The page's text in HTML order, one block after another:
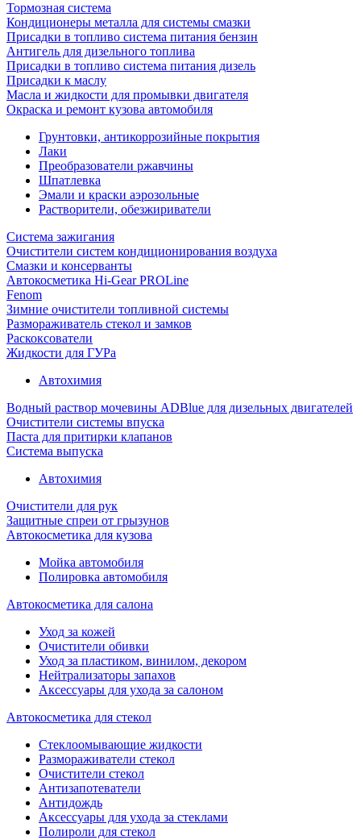
Тормозная система
Кондиционеры металла для системы смазки
Присадки в топливо система питания бензин
Антигель для дизельного топлива
Присадки в топливо система питания дизель
Присадки к маслу
Масла и жидкости для промывки двигателя
Окраска и ремонт кузова автомобиля
Грунтовки, антикоррозийные покрытия
Лаки
Преобразователи ржавчины
Шпатлевка
Эмали и краски аэрозольные
Растворители, обезжириватели
Система зажигания
Очистители систем кондиционирования воздуха
Смазки и консерванты
Автокосметика Hi-Gear PROLine
Fenom
Зимние очистители топливной системы
Размораживатель стекол и замков
Раскоксователи
Жидкости для ГУРа
Автохимия
Водный раствор мочевины ADBlue для дизельных двигателей
Очистители системы впуска
Паста для притирки клапанов
Система выпуска
Автохимия
Очистители для рук
Защитные спреи от грызунов
Автокосметика для кузова
Мойка автомобиля
Полировка автомобиля
Автокосметика для салона
Уход за кожей
Очистители обивки
Уход за пластиком, винилом, декором
Нейтрализаторы запахов
Аксессуары для ухода за салоном
Автокосметика для стекол
Стеклоомывающие жидкости
Размораживатели стекол
Очистители стекол
Антизапотеватели
Антидождь
Аксессуары для ухода за стеклами
Полироли для стекол